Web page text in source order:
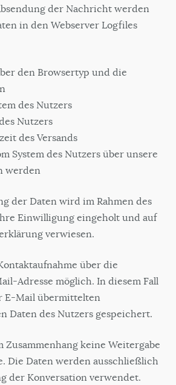
der Nachricht werden
in den Webserver Logfiles
den Browsertyp und die
des Nutzers
Nutzers
des Versands
System des Nutzers über unsere
werden
der Daten wird im Rahmen des
Einwilligung eingeholt und auf
verwiesen.
über die
Adresse möglich. In diesem Fall
E-Mail übermittelten
Daten des Nutzers gespeichert.
Zusammenhang keine Weitergabe
Die Daten werden ausschließlich
der Konversation verwendet.